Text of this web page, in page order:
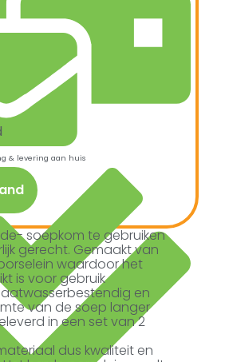
& levering aan huis
soepkom te gebruiken
gerecht. Gemaakt van
waardoor het
is voor gebruik
en
van de soep langer
in een set van 2
dus kwaliteit en